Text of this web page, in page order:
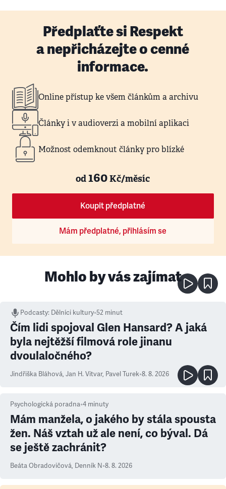
Předplaťte si Respekt
a nepřicházejte o cenné
informace.
Online přístup ke všem článkům a archivu
Články i v audioverzi a mobilní aplikaci
Možnost odemknout články pro blízké
od160Kč/měsíc
Koupit předplatné
Mám předplatné, přihlásím se
Mohlo by vás zajímat
Podcasty: Dělníci kultury•52 minut
Čím lidi spojoval Glen Hansard? A jaká
byla nejtěžší filmová role jinanu
dvoulaločného?
Jindřiška Bláhová, Jan H. Vitvar, Pavel Turek•8. 8. 2026
Psychologická poradna•4 minuty
Mám manžela, o jakého by stála spousta
žen. Náš vztah už ale není, co býval. Dá
se ještě zachránit?
Beáta Obradovičová, Denník N•8. 8. 2026